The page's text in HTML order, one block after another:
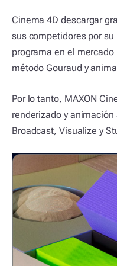
Cinema 4D descargar
sus competidores por
programa en el
método Gouraud y
Por lo tanto, MAXON
renderizado y
Broadcast, Visualize y